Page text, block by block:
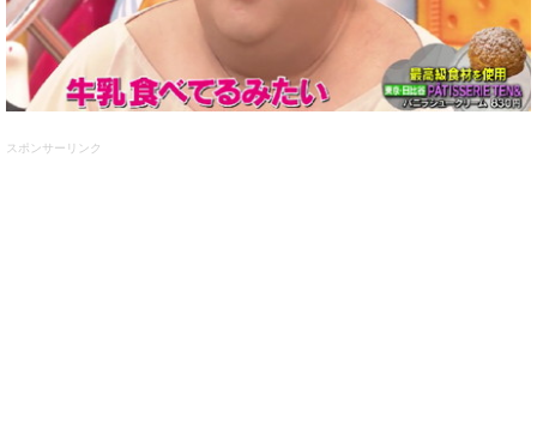
スポンサーリンク